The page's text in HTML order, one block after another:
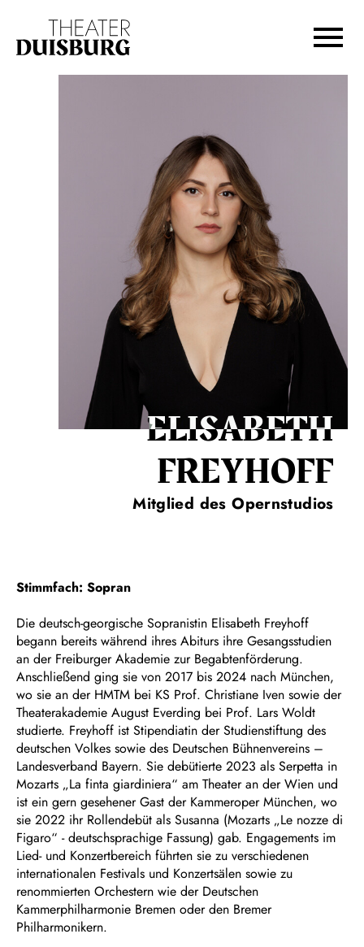
Zur Hauptnavigation springen
Zum Footer springen
ELISABETH
FREYHOFF
Mitglied des Opernstudios
Stimmfach: Sopran
Die deutsch-georgische Sopranistin Elisabeth Freyhoff
begann bereits während ihres Abiturs ihre Gesangsstudien
an der Freiburger Akademie zur Begabtenförderung.
Anschließend ging sie von 2017 bis 2024 nach München,
wo sie an der HMTM bei KS Prof. Christiane Iven sowie der
Theaterakademie August Everding bei Prof. Lars Woldt
studierte. Freyhoff ist Stipendiatin der Studienstiftung des
deutschen Volkes sowie des Deutschen Bühnenvereins –
Landesverband Bayern. Sie debütierte 2023 als Serpetta in
Mozarts „La finta giardiniera“ am Theater an der Wien und
ist ein gern gesehener Gast der Kammeroper München, wo
sie 2022 ihr Rollendebüt als Susanna (Mozarts „Le nozze di
Figaro“ - deutschsprachige Fassung) gab. Engagements im
Lied- und Konzertbereich führten sie zu verschiedenen
internationalen Festivals und Konzertsälen sowie zu
renommierten Orchestern wie der Deutschen
Kammerphilharmonie Bremen oder den Bremer
Philharmonikern.